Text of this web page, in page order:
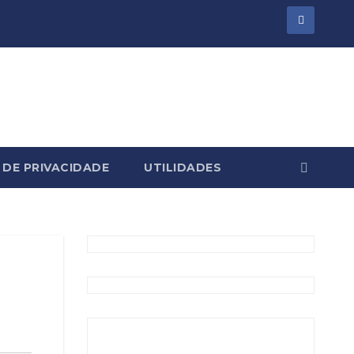
PRIVACIDADE UTILIDADES